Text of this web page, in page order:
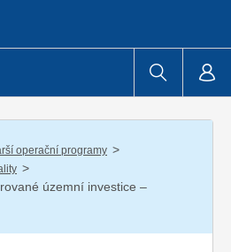
operační programy /
/
územní investice –